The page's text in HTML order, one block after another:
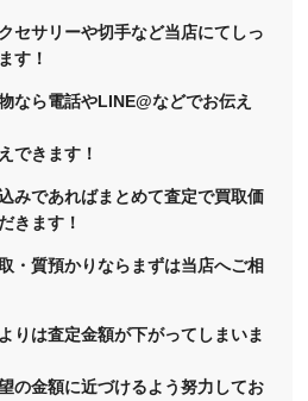
セサリーや切手など当店にてしっ
す！
なら電話やLINE@などでお伝え
できます！
みであればまとめて査定で買取価
きます！
・質預かりならまずは当店へご相
りは査定金額が下がってしまいま
の金額に近づけるよう努力してお